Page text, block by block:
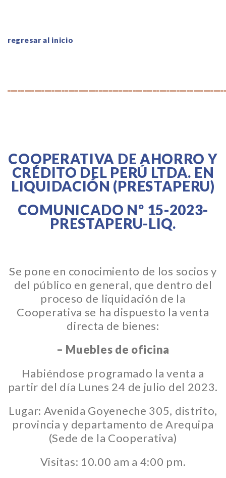
regresar al inicio
COOPERATIVA DE AHORRO Y
CRÉDITO DEL PERÚ LTDA. EN
LIQUIDACIÓN (PRESTAPERU)
COMUNICADO Nº 15-2023-
PRESTAPERU-LIQ.
Se pone en conocimiento de los socios y
del público en general, que dentro del
proceso de liquidación de la
Cooperativa se ha dispuesto la venta
directa de bienes:
– Muebles de oficina
Habiéndose programado la venta a
partir del día Lunes 24 de julio del 2023.
Lugar: Avenida Goyeneche 305, distrito,
provincia y departamento de Arequipa
(Sede de la Cooperativa)
Visitas: 10.00 am a 4:00 pm.